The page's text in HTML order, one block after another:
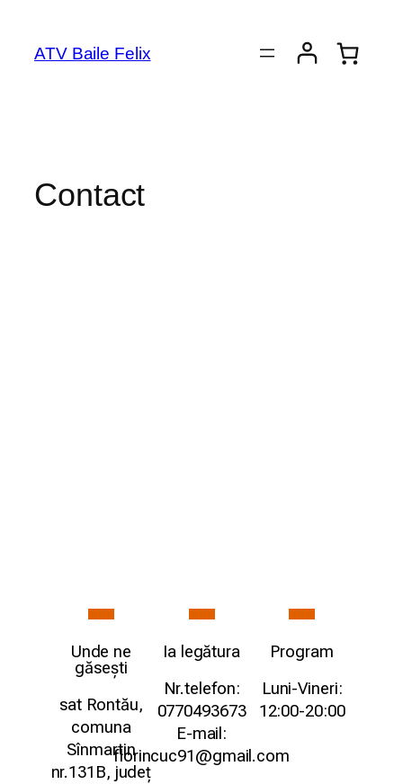
ATV Baile Felix
Contact
Unde ne
găsești
sat Rontău,
comuna
Sînmartin
nr.131B, județ
Ia legătura
Nr.telefon:
0770493673
E-mail:
florincuc91@gmail.com
Program
Luni-Vineri:
12:00-20:00